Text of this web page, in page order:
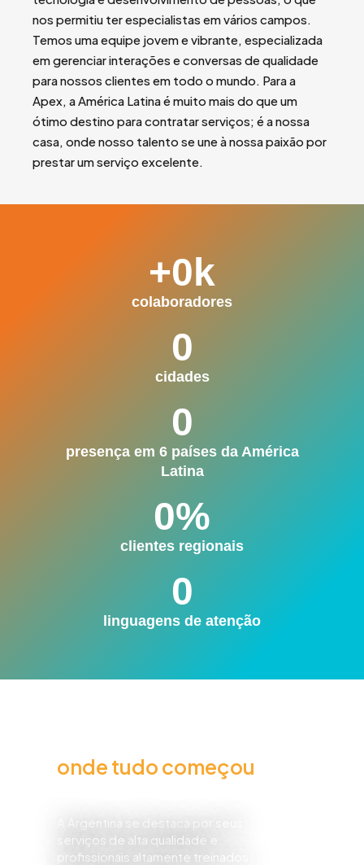
nos permitiu ter especialistas em vários campos.
Temos uma equipe jovem e vibrante, especializada
em gerenciar interações e conversas de qualidade
para nossos clientes em todo o mundo. Para a
Apex, a América Latina é muito mais do que um
ótimo destino para contratar serviços; é a nossa
casa, onde nosso talento se une à nossa paixão por
prestar um serviço excelente.
+0k
colaboradores
0
cidades
0
presença em 6 países da América
Latina
0%
clientes regionais
0
linguagens de atenção
onde tudo começou​
A Argentina se destaca por seus
serviços de alta qualidade e
profissionais altamente treinados.